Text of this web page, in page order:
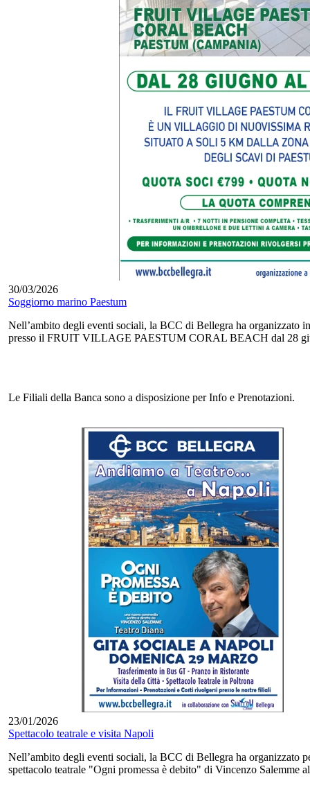
30/03/2026
Soggiorno marino Paestum
Nell’ambito degli eventi sociali, la BCC di Bellegra ha organizzato
presso il FRUIT VILLAGE PAESTUM CORAL BEACH dal 28
Le Filiali della Banca sono a disposizione per Info e Prenotazioni.
23/01/2026
Spettacolo teatrale e visita Napoli
Nell’ambito degli eventi sociali, la BCC di Bellegra ha organizzato
spettacolo teatrale "Ogni promessa è debito" di Vincenzo Salemme